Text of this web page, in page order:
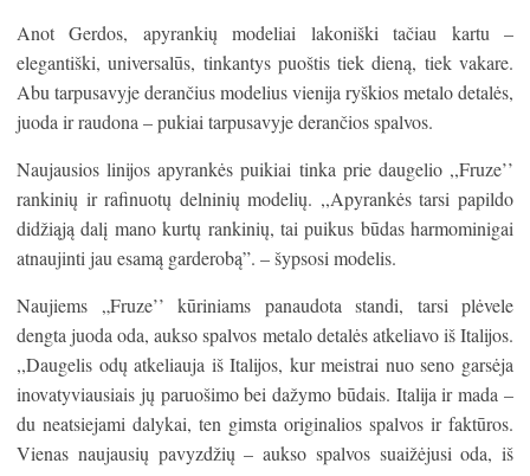
Anot Gerdos, apyrankių modeliai lakoniški tačiau kartu –
elegantiški, universalūs, tinkantys puoštis tiek dieną, tiek vakare.
Abu tarpusavyje derančius modelius vienija ryškios metalo detalės,
juoda ir raudona – pukiai tarpusavyje derančios spalvos.
Naujausios linijos apyrankės puikiai tinka prie daugelio ,,Fruze’’
rankinių ir rafinuotų delninių modelių. ,,Apyrankės tarsi papildo
didžiąją dalį mano kurtų rankinių, tai puikus būdas harmominigai
atnaujinti jau esamą garderobą”. – šypsosi modelis.
Naujiems „Fruze’’ kūriniams panaudota standi, tarsi plėvele
dengta juoda oda, aukso spalvos metalo detalės atkeliavo iš Italijos.
,,Daugelis odų atkeliauja iš Italijos, kur meistrai nuo seno garsėja
inovatyviausiais jų paruošimo bei dažymo būdais. Italija ir mada –
du neatsiejami dalykai, ten gimsta originalios spalvos ir faktūros.
Vienas naujausių pavyzdžių – aukso spalvos suaižėjusi oda, iš